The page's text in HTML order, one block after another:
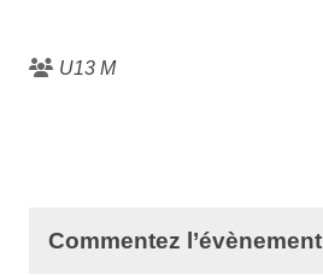
U13 M
Commentez l’évènement